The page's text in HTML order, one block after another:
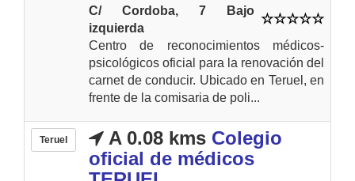
C/ Cordoba, 7 Bajo
izquierda
Centro de reconocimientos médicos-
psicológicos oficial para la renovación del
carnet de conducir. Ubicado en Teruel, en
frente de la comisaria de poli...
Teruel A 0.08 kms Colegio
oficial de médicos